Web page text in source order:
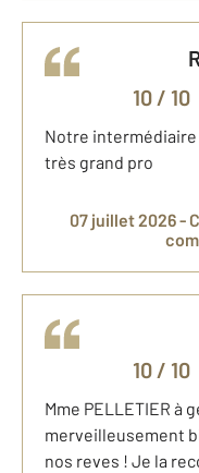
10/ 10
Notre
très grand pro
07 juillet 2026 -
10/ 10
Mme PELLETIER à
merveilleusement
nos reves ! Je la